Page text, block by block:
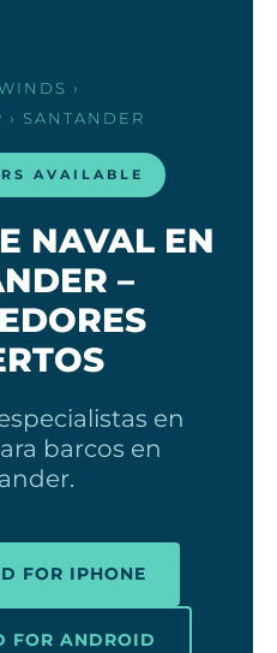
›
› SANTANDER
AVAILABLE
NAVAL EN
–
en
barcos en
FOR IPHONE
FOR ANDROID